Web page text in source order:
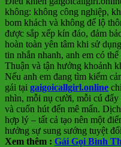
không: không công nghiệp,
bom khách và không để lộ
được sắp xếp kín đáo, đảm
hoàn toàn yên tâm khi sử
tin nhắn nhanh, anh em có
Thuận và tận hưởng khoảnh
Nếu anh em đang tìm kiếm
gái tại gaigoicallgirl.online
nhìn, mỗi nụ cười, mỗi cú đẩy
và cuốn hút đến mê mẩn.
hợp lý – tất cả tạo nên một
hưởng sự sung sướng tuyệt
Xem thêm : Gái Gọi Bình